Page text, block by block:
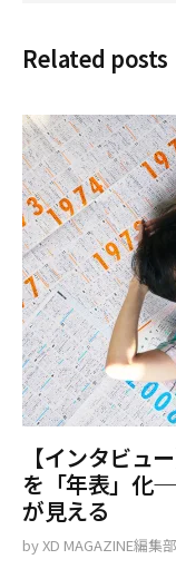
Related posts
【インタビュ
を「年表」化
が見える
byXD MAGAZINE編集部